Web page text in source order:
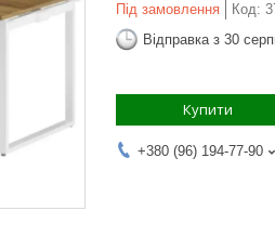
Під замовлення Код:
Відправка з 30
Купити
+380 (96) 194-77-90